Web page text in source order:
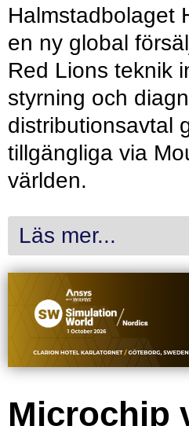
Halmstadbolaget
en ny global
Red Lions teknik
styrning och
distributionsavtal
tillgängliga via
världen.
Läs mer...
Microchip